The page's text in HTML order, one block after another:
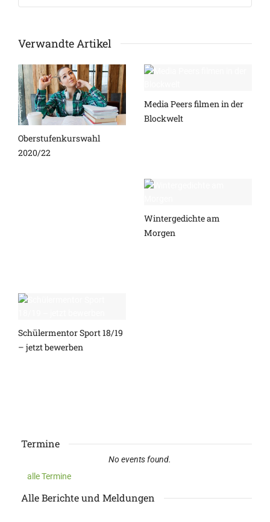
Verwandte Artikel
Oberstufenkurswahl
2020/22
Media Peers filmen in der
Blockwelt
Wintergedichte am
Morgen
Schülermentor Sport 18/19
– jetzt bewerben
Termine
No events found.
alle Termine
Alle Berichte und Meldungen